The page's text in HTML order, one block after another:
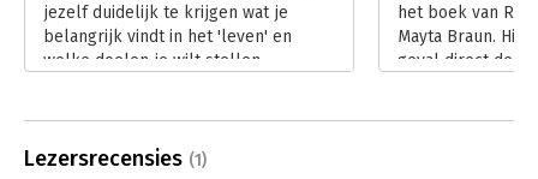
jezelf duidelijk te krijgen wat je
belangrijk vindt in het 'leven' en
welke doelen je wilt stellen.
het boek van
Mayta Braun.
geval direct de
Lezersrecensies (1)